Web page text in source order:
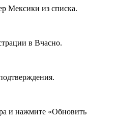
Мексики из списка.
в Вчасно.
и нажмите «Обновить